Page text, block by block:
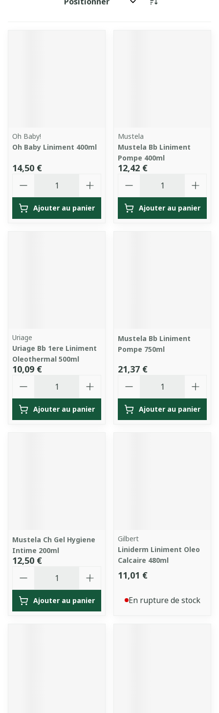
Trier par:
Oh Baby!
Oh Baby Liniment 400ml
14,50 €
Ajouter au panier
Mustela
Mustela Bb Liniment
Pompe 400ml
12,42 €
Ajouter au panier
Uriage
Uriage Bb 1ere Liniment
Oleothermal 500ml
10,09 €
Ajouter au panier
Mustela Bb Liniment
Pompe 750ml
21,37 €
Ajouter au panier
Mustela Ch Gel Hygiene
Intime 200ml
12,50 €
Ajouter au panier
Gilbert
Liniderm Liniment Oleo
Calcaire 480ml
11,01 €
En rupture de stock